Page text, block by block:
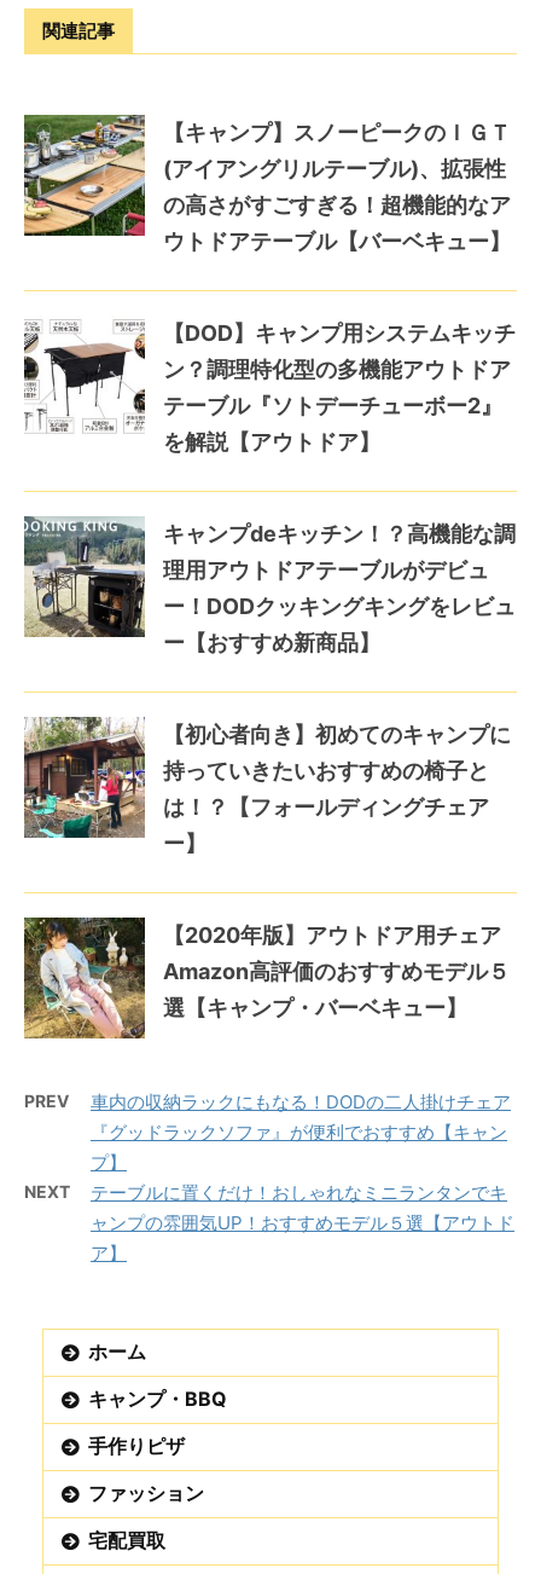
関連記事
【キャンプ】スノーピークのＩＧＴ
(アイアングリルテーブル)、拡張性
の高さがすごすぎる！超機能的なア
ウトドアテーブル【バーベキュー】
【DOD】キャンプ用システムキッチ
ン？調理特化型の多機能アウトドア
テーブル『ソトデーチューボー2』
を解説【アウトドア】
キャンプdeキッチン！？高機能な調
理用アウトドアテーブルがデビュ
ー！DODクッキングキングをレビュ
ー【おすすめ新商品】
【初心者向き】初めてのキャンプに
持っていきたいおすすめの椅子と
は！？【フォールディングチェア
ー】
【2020年版】アウトドア用チェア
Amazon高評価のおすすめモデル５
選【キャンプ・バーベキュー】
PREV
車内の収納ラックにもなる！DODの二人掛けチェア
『グッドラックソファ』が便利でおすすめ【キャン
プ】
NEXT
テーブルに置くだけ！おしゃれなミニランタンでキ
ャンプの雰囲気UP！おすすめモデル５選【アウトド
ア】
ホーム
キャンプ・BBQ
手作りピザ
ファッション
宅配買取